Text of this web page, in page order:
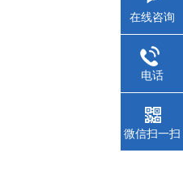
在线咨询
电话
微信扫一扫